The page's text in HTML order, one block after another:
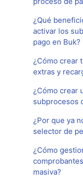
¿Qué
activar los
pago en Buk?
¿Cómo crear
extras y
¿Cómo crear
subprocesos
¿Por que ya
selector de
¿Cómo
masiva?